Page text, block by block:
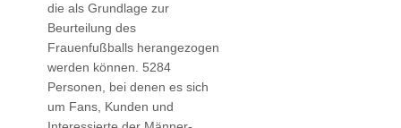
die als Grundlage zur
Beurteilung des
Frauenfußballs herangezogen
werden können. 5284
Personen, bei denen es sich
um Fans, Kunden und